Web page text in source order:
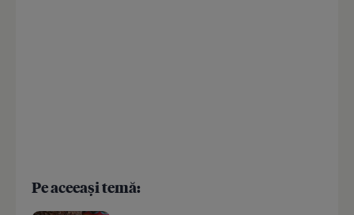
Pe aceeași temă: